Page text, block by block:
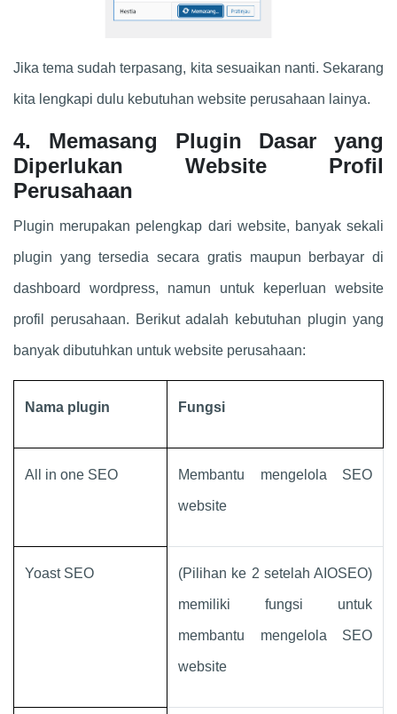
Jika tema sudah terpasang, kita sesuaikan nanti. Sekarang
kita lengkapi dulu kebutuhan website perusahaan lainya.
4. Memasang Plugin Dasar yang
Diperlukan Website Profil
Perusahaan
Plugin merupakan pelengkap dari website, banyak sekali
plugin yang tersedia secara gratis maupun berbayar di
dashboard wordpress, namun untuk keperluan website
profil perusahaan. Berikut adalah kebutuhan plugin yang
banyak dibutuhkan untuk website perusahaan:
Nama plugin Fungsi
All in one SEO Membantu mengelola SEO
website
Yoast SEO (Pilihan ke 2 setelah AIOSEO)
memiliki fungsi untuk
membantu mengelola SEO
website